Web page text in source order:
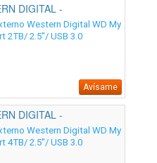
DIGITAL -
WESN
Western Digital WD My
2TB/ 2.5"/ USB 3.0
Avísame
DIGITAL -
WESN
Western Digital WD My
4TB/ 2.5"/ USB 3.0